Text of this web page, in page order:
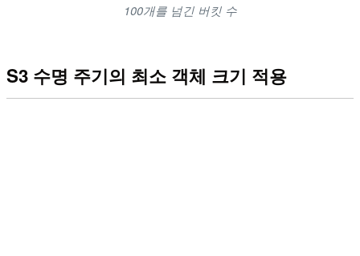
100개를 넘긴 버킷 수
S3 수명 주기의 최소 객체 크기 적용